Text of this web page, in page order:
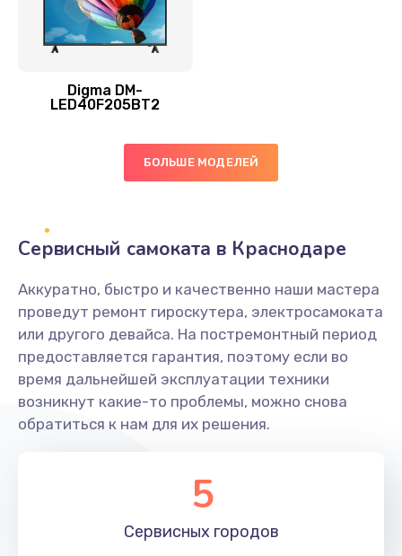
Заказать
Замена видеочипа
Заказать
Настройка ОС
1060 руб.
Заказать
Чистка от пыли
890 руб.
Замена южного моста
2885 руб.
Digma DM-
LED40F205BT2
БОЛЬШЕ МОДЕЛЕЙ
Сервисный самоката в Краснодаре
Аккуратно, быстро и качественно наши мастера
проведут ремонт гироскутера, электросамоката
или другого девайса. На постремонтный период
предоставляется гарантия, поэтому если во
время дальнейшей эксплуатации техники
возникнут какие-то проблемы, можно снова
обратиться к нам для их решения.
5
Сервисных городов